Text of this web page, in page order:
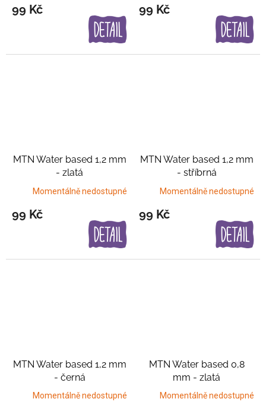
99 Kč 99 Kč
MTN Water based 1,2 mm
- zlatá
Momentálně nedostupné
99 Kč
MTN Water based 1,2 mm
- stříbrná
Momentálně nedostupné
99 Kč
MTN Water based 1,2 mm
- černá
Momentálně nedostupné
MTN Water based 0,8
mm - zlatá
Momentálně nedostupné